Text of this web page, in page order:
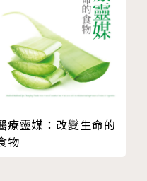
化學、微量元素暨毒
賴的醫療級營養大百
學院保健營養學系名譽
、保健品、藥材各種
分類清楚，容易查找。
療靈媒：改變生命的
物